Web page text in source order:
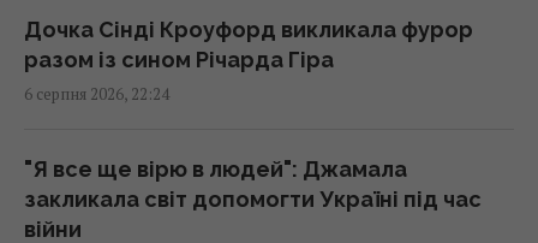
"Стародавній" римський театр, популярний
серед туристів, виявився підробкою
20:49 четвер, 06 серпня 2026
Ці знаки на долоні є не у всіх: що вони
означають
Дочка Сінді Кроуфорд викликала фурор
разом із сином Річарда Гіра
6 серпня 2026, 22:24
"Я все ще вірю в людей": Джамала
закликала світ допомогти Україні під час
війни